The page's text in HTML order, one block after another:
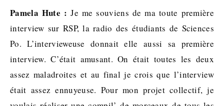
Pamela Hute : Je me souviens de ma toute première
interview sur RSP, la radio des étudiants de Sciences
Po. L’intervieweuse donnait elle aussi sa première
interview. C’était amusant. On était toutes les deux
assez maladroites et au final je crois que l’interview
était assez ennuyeuse. Pour mon projet collectif, je